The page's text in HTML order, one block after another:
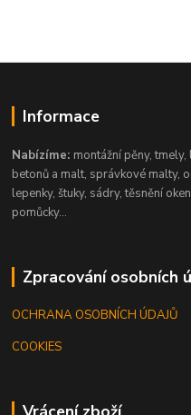
Informace
Nabízíme: montážní pěny,
betonů a malt, správkové malty,
lepenky, štuky, sádry, těsnění
pomůcky...
Zpracování osobních
OCHRANA OSOBNÍCH ÚDAJŮ
COOKIES